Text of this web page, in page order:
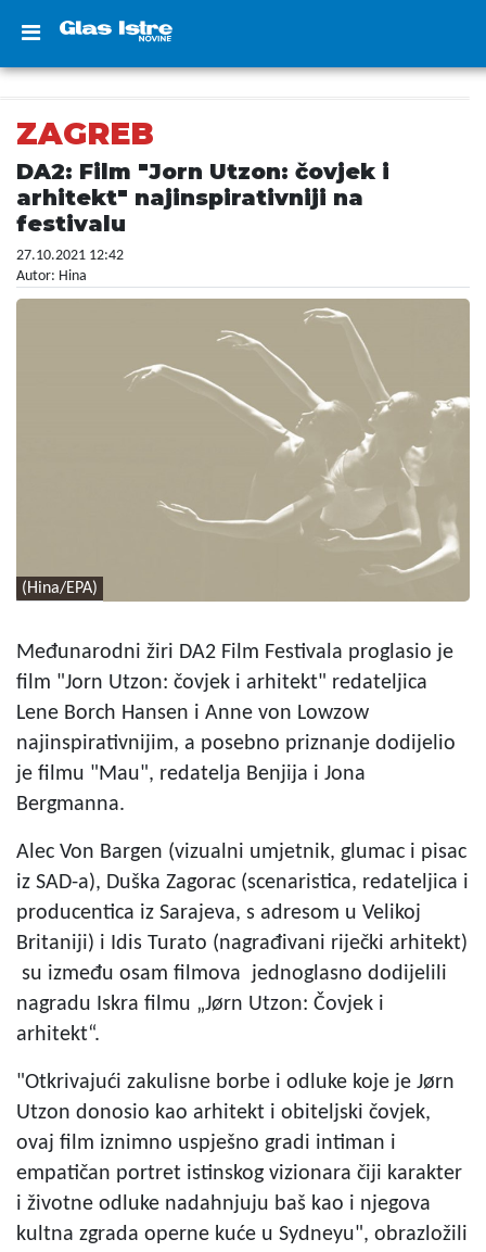
ZAGREB
DA2: Film "Jorn Utzon: čovjek i
arhitekt" najinspirativniji na
festivalu
27.10.2021 12:42
Autor: Hina
(Hina/EPA)
Međunarodni žiri DA2 Film Festivala proglasio je
film "Jorn Utzon: čovjek i arhitekt" redateljica
Lene Borch Hansen i Anne von Lowzow
najinspirativnijim, a posebno priznanje dodijelio
je filmu "Mau", redatelja Benjija i Jona
Bergmanna.
Alec Von Bargen (vizualni umjetnik, glumac i pisac
iz SAD-a), Duška Zagorac (scenaristica, redateljica i
producentica iz Sarajeva, s adresom u Velikoj
Britaniji) i Idis Turato (nagrađivani riječki arhitekt)
su između osam filmova jednoglasno dodijelili
nagradu Iskra filmu „Jørn Utzon: Čovjek i
arhitekt“.
"Otkrivajući zakulisne borbe i odluke koje je Jørn
Utzon donosio kao arhitekt i obiteljski čovjek,
ovaj film iznimno uspješno gradi intiman i
empatičan portret istinskog vizionara čiji karakter
i životne odluke nadahnjuju baš kao i njegova
kultna zgrada operne kuće u Sydneyu", obrazložili